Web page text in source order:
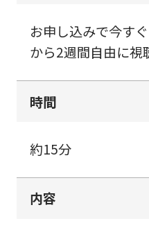
お申し込みで今す
から2週間自由に視
時間
約15分
内容